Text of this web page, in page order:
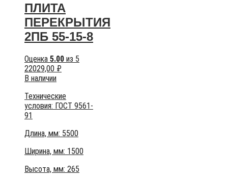
ПЛИТА
ПЕРЕКРЫТИЯ
2ПБ 55-15-8
Оценка 5.00 из 5
22029,00 ₽
В наличии
Технические
условия: ГОСТ 9561-
91
Длина, мм: 5500
Ширина, мм: 1500
Высота, мм: 265